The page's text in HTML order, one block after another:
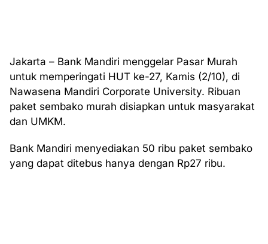
Jakarta – Bank Mandiri menggelar Pasar Murah
untuk memperingati HUT ke-27, Kamis (2/10), di
Nawasena Mandiri Corporate University. Ribuan
paket sembako murah disiapkan untuk masyarakat
dan UMKM.
Bank Mandiri menyediakan 50 ribu paket sembako
yang dapat ditebus hanya dengan Rp27 ribu.